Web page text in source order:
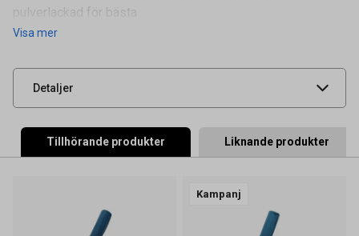
pulverlackad för bästa
Visa mer
Detaljer
Volym
Leverantörens
UNSPSC 47121702
Tillhörande produkter Liknande produkter
Kampanj